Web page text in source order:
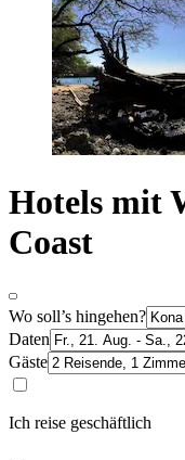
Hotels mit
Coast
Wo soll’s hingehen?
Daten
Gäste
Ich reise geschäftlich